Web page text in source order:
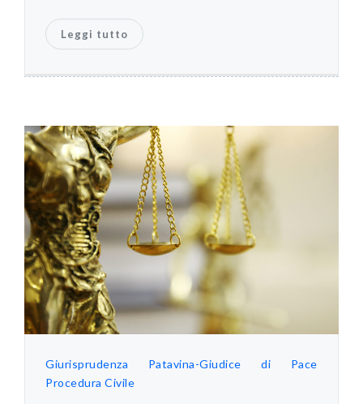
Leggi tutto
Giurisprudenza Patavina-Giudice di Pace
Procedura Civile